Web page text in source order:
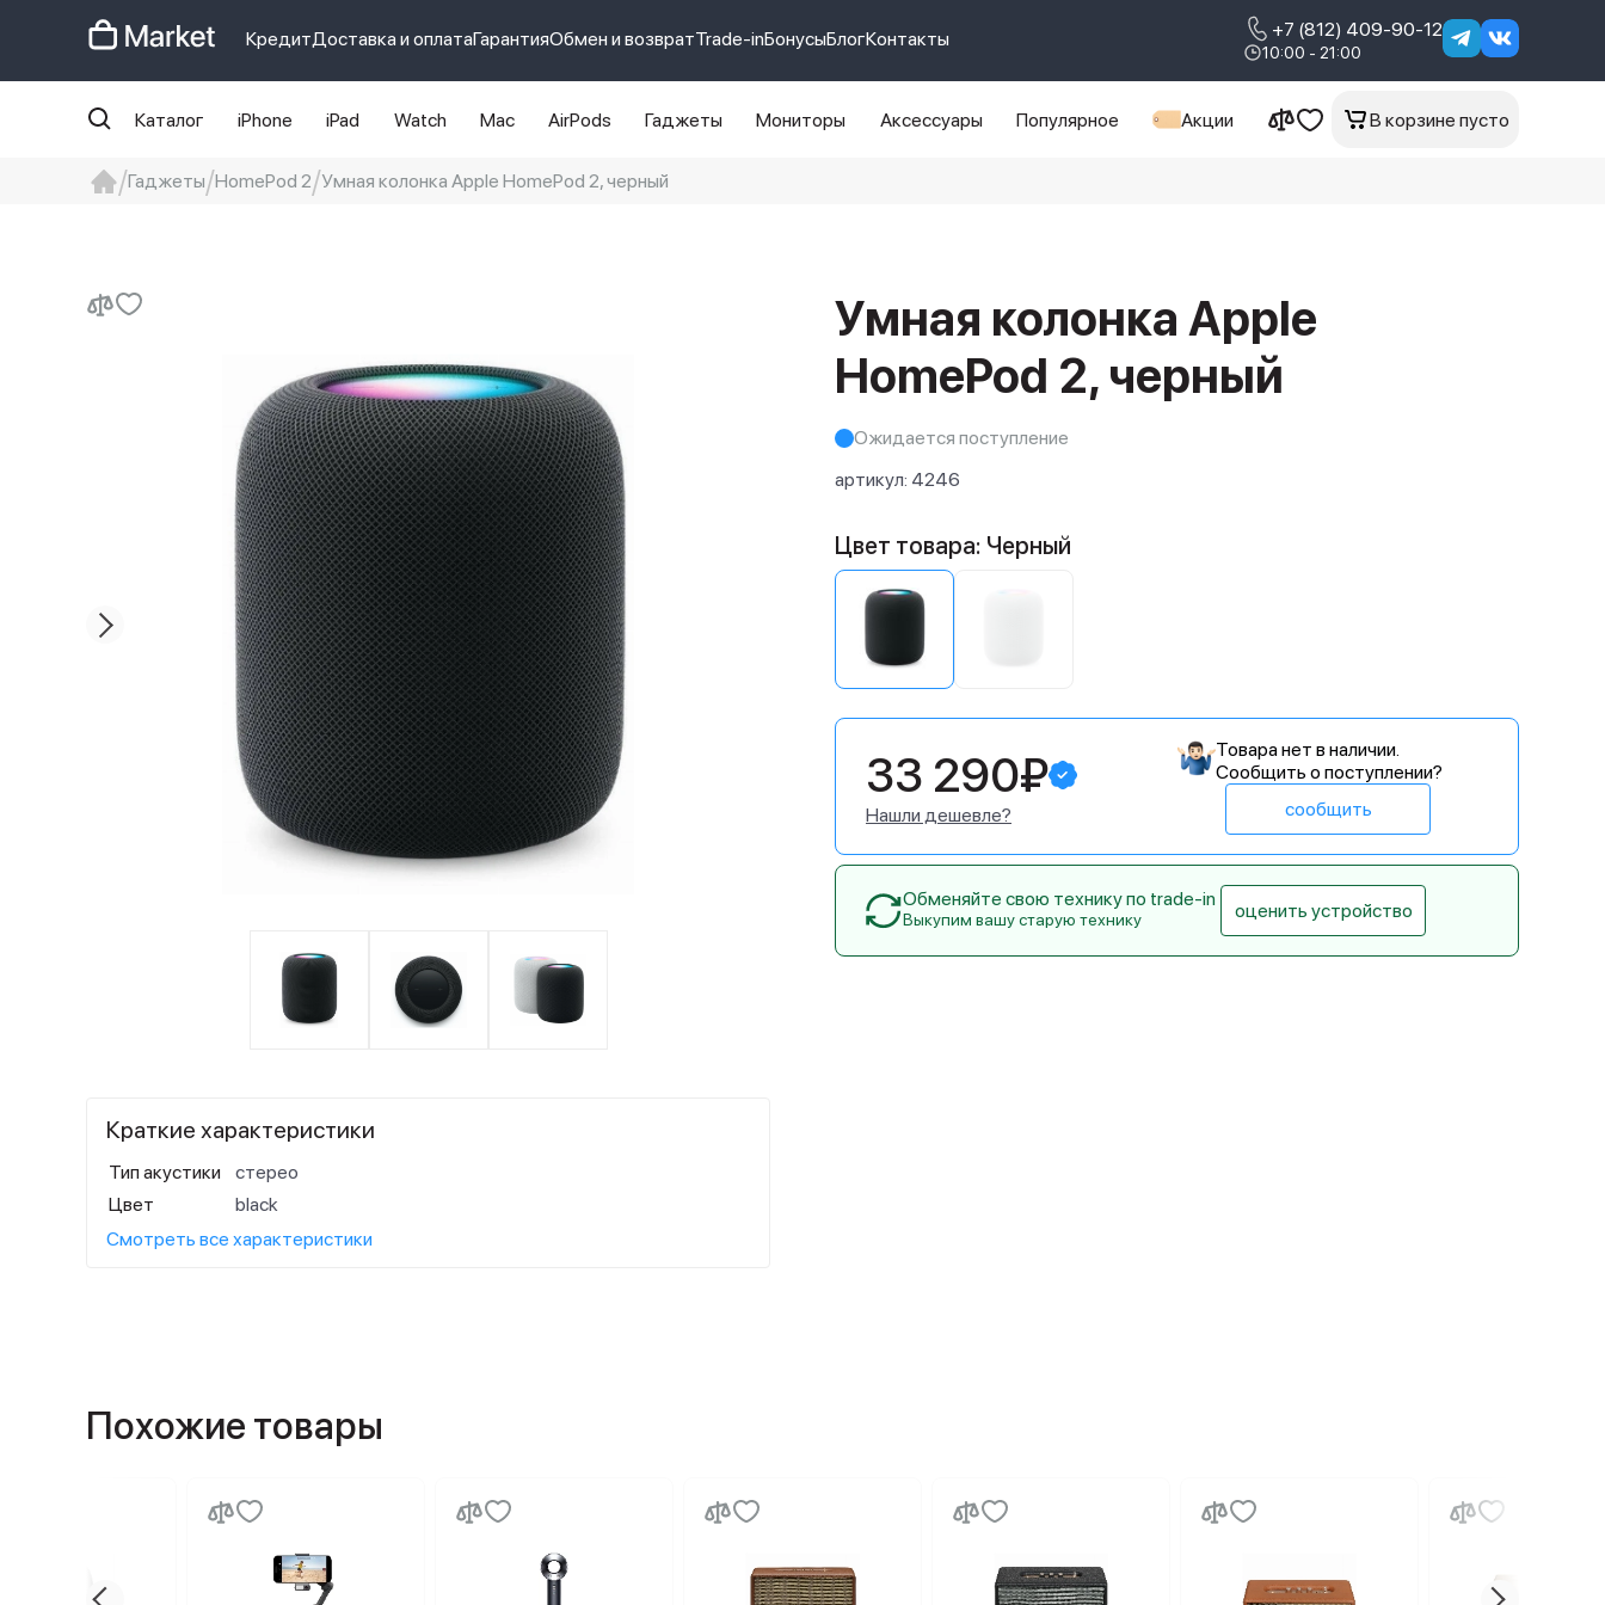
КредитДоставка и оплатаГарантияОбмен и возвратTrade-inБонусыБлогКонтакты +7 (812) 409-90-12
10:00 - 21:00
Каталог iPhone iPad Watch Mac AirPods Гаджеты Мониторы Аксессуары Популярное Акции В корзине пусто
Гаджеты HomePod 2 Умная колонка Apple HomePod 2, черный
Умная колонка Apple
HomePod 2, черный
Ожидается поступление
артикул: 4246
Краткие характеристики
Тип акустики
стерео
Цвет
black
Смотреть все характеристики
Цвет товара: Черный
33 290₽
Нашли дешевле?
Товара нет в наличии.
Сообщить о поступлении?
сообщить
Обменяйте свою технику по trade-in
Выкупим вашу старую технику оценить устройство
Похожие товары